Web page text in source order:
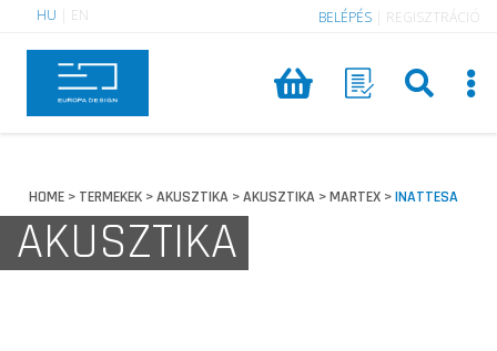
HU EN BELÉPÉS REGISZTRÁCIÓ
HOME > TERMEKEK >AKUSZTIKA >AKUSZTIKA >MARTEX >INATTESA
AKUSZTIKA